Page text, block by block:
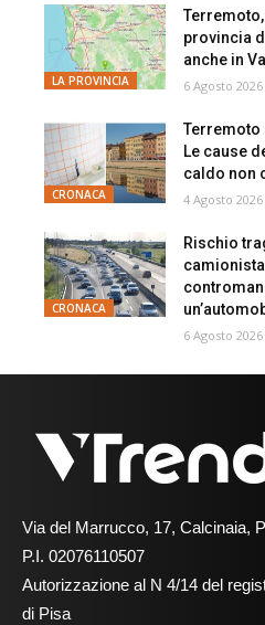
LA PROVINCIA
provincia
anche in
6 Agosto 2026
CRONACA
Terremoto
Le cause
caldo non
4 Agosto 2026
CRONACA
Rischio
6 Agosto 2026
Via del Marrucco, 17, Calcinaia,
P.I. 02076110507
Autorizzazione al N 4/14 del
di Pisa